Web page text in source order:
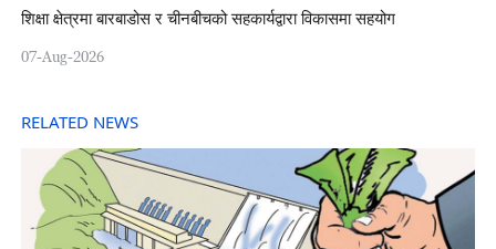
शिक्षा क्षेत्रमा बारबाडोस र चीनबीचको सहकार्यद्वारा विकासमा सहयोग
07-Aug-2026
RELATED NEWS